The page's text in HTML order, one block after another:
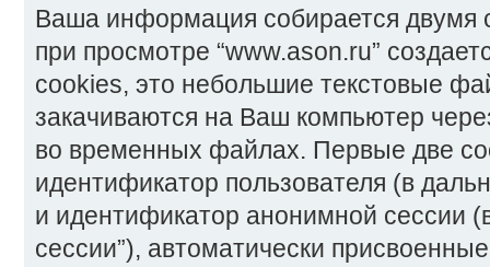
Ваша информация собирается двумя
при просмотре “www.ason.ru”
cookies, это небольшие текстовые
закачиваются на Ваш компьютер
во временных файлах. Первые две
идентификатор пользователя (в
и идентификатор анонимной сессии
сессии”), автоматически